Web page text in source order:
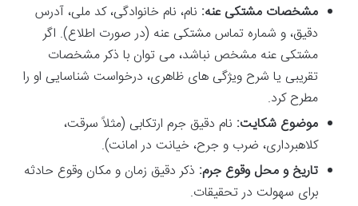
مشخصات مشتکی عنه: نام، نام خانوادگی، کد ملی، آدرس
دقیق، و شماره تماس مشتکی عنه (در صورت اطلاع). اگر
مشتکی عنه مشخص نباشد، می توان با ذکر مشخصات
تقریبی یا شرح ویژگی های ظاهری، درخواست شناسایی او را
مطرح کرد.
موضوع شکایت: نام دقیق جرم ارتکابی (مثلاً سرقت،
کلاهبرداری، ضرب و جرح، خیانت در امانت).
تاریخ و محل وقوع جرم: ذکر دقیق زمان و مکان وقوع حادثه
برای سهولت در تحقیقات.